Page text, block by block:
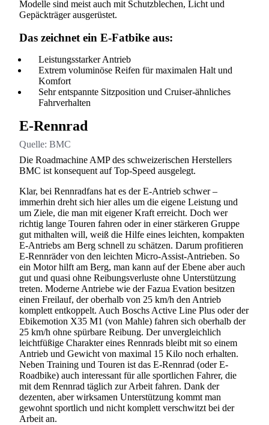
Modelle sind meist auch mit Schutzblechen, Licht und
Gepäckträger ausgerüstet.
Das zeichnet ein E-Fatbike aus:
Leistungsstarker Antrieb
Extrem voluminöse Reifen für maximalen Halt und
Komfort
Sehr entspannte Sitzposition und Cruiser-ähnliches
Fahrverhalten
E-Rennrad
Quelle: BMC
Die Roadmachine AMP des schweizerischen Herstellers
BMC ist konsequent auf Top-Speed ausgelegt.
Klar, bei Rennradfans hat es der E-Antrieb schwer –
immerhin dreht sich hier alles um die eigene Leistung und
um Ziele, die man mit eigener Kraft erreicht. Doch wer
richtig lange Touren fahren oder in einer stärkeren Gruppe
gut mithalten will, weiß die Hilfe eines leichten, kompakten
E-Antriebs am Berg schnell zu schätzen. Darum profitieren
E-Rennräder von den leichten Micro-Assist-Antrieben. So
ein Motor hilft am Berg, man kann auf der Ebene aber auch
gut und quasi ohne Reibungsverluste ohne Unterstützung
treten. Moderne Antriebe wie der Fazua Evation besitzen
einen Freilauf, der oberhalb von 25 km/h den Antrieb
komplett entkoppelt. Auch Boschs Active Line Plus oder der
Ebikemotion X35 M1 (von Mahle) fahren sich oberhalb der
25 km/h ohne spürbare Reibung. Der unvergleichlich
leichtfüßige Charakter eines Rennrads bleibt mit so einem
Antrieb und Gewicht von maximal 15 Kilo noch erhalten.
Neben Training und Touren ist das E-Rennrad (oder E-
Roadbike) auch interessant für alle sportlichen Fahrer, die
mit dem Rennrad täglich zur Arbeit fahren. Dank der
dezenten, aber wirksamen Unterstützung kommt man
gewohnt sportlich und nicht komplett verschwitzt bei der
Arbeit an.